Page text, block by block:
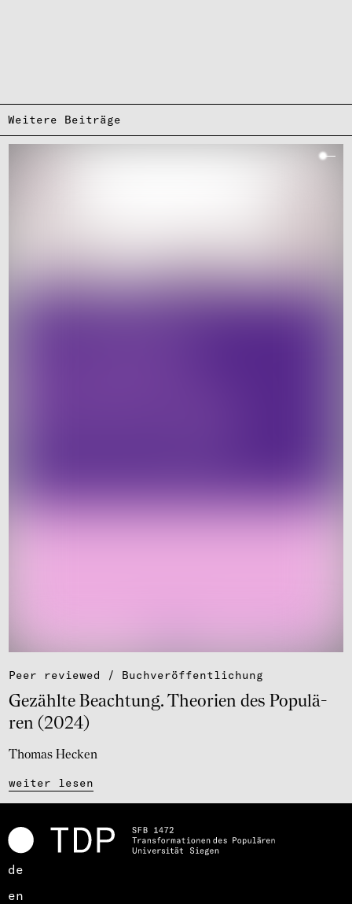
Weitere Beiträge
Gezählte Beach­tung. Theo­rien des Popu­lä­
ren (2024)
Peer reviewed / Buch­ver­öf­fent­li­chung
Thomas Hecken
weiter lesen
de
en